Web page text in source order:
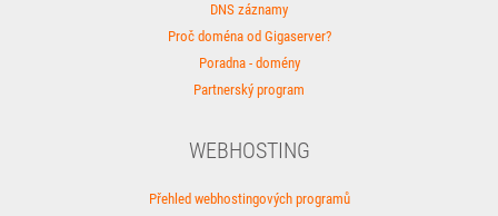
DNS záznamy
Proč doména od Gigaserver?
Poradna - domény
Partnerský program
WEBHOSTING
Přehled webhostingových programů